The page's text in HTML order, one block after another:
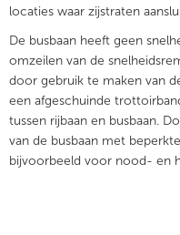
locaties waar zijstraten
De busbaan heeft geen
omzeilen van de
door gebruik te maken van
een afgeschuinde
tussen rijbaan en busbaan.
van de busbaan met
bijvoorbeeld voor nood- en